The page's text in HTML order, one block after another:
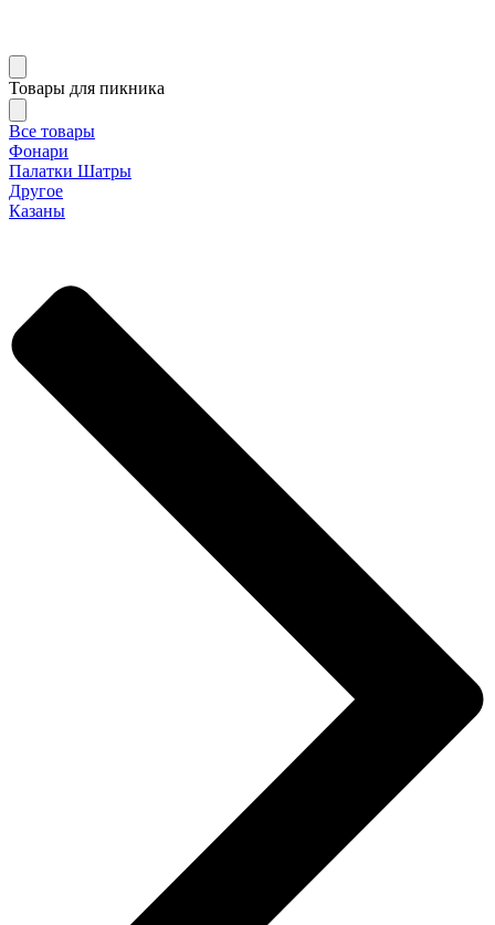
Товары для пикника
Все товары
Фонари
Палатки Шатры
Другое
Казаны